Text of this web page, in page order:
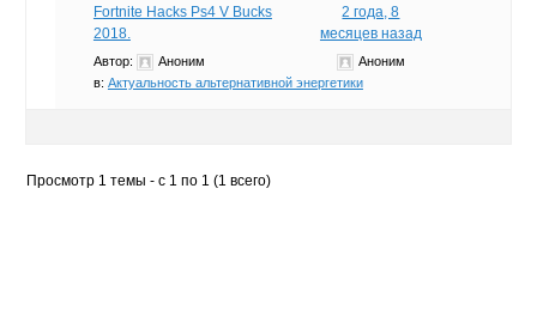
Fortnite Hacks Ps4 V Bucks
2018.
Автор:
Аноним
в: Актуальность альтернативной энергетики
2 года, 8
месяцев назад
Аноним
Просмотр 1 темы - с 1 по 1 (1 всего)